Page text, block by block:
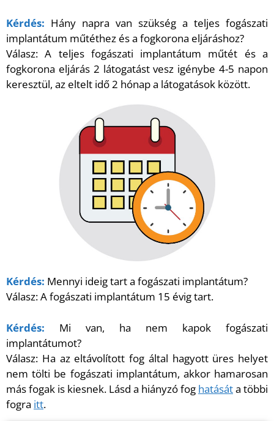
Kérdés: Hány napra van szükség a teljes fogászati
implantátum műtéthez és a fogkorona eljáráshoz?
Válasz: A teljes fogászati implantátum műtét és a
fogkorona eljárás 2 látogatást vesz igénybe 4-5 napon
keresztül, az eltelt idő 2 hónap a látogatások között.
Kérdés: Mennyi ideig tart a fogászati implantátum?
Válasz: A fogászati implantátum 15 évig tart.
Kérdés: Mi van, ha nem kapok fogászati
implantátumot?
Válasz: Ha az eltávolított fog által hagyott üres helyet
nem tölti be fogászati implantátum, akkor hamarosan
más fogak is kiesnek. Lásd a hiányzó fog hatásáta többi
fogra itt.